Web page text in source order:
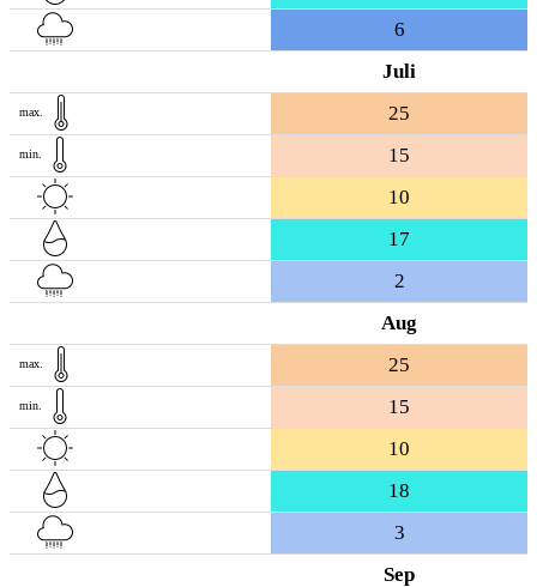
6
Juli
max. 25
min.
15
10
17
2
Aug
max. 25
min.
15
10
18
3
Sep